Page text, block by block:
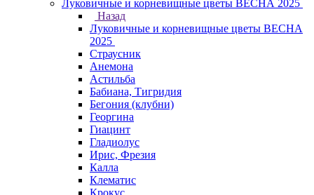
Луковичные и корневищные цветы ВЕСНА 2025
Назад
Луковичные и корневищные цветы ВЕСНА
2025
Страусник
Анемона
Астильба
Бабиана, Тигридия
Бегония (клубни)
Георгина
Гиацинт
Гладиолус
Ирис, Фрезия
Калла
Клематис
Крокус